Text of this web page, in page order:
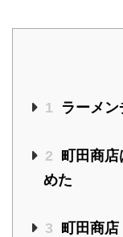
1 ラーメ
2 町田商店
めた
3 町田商